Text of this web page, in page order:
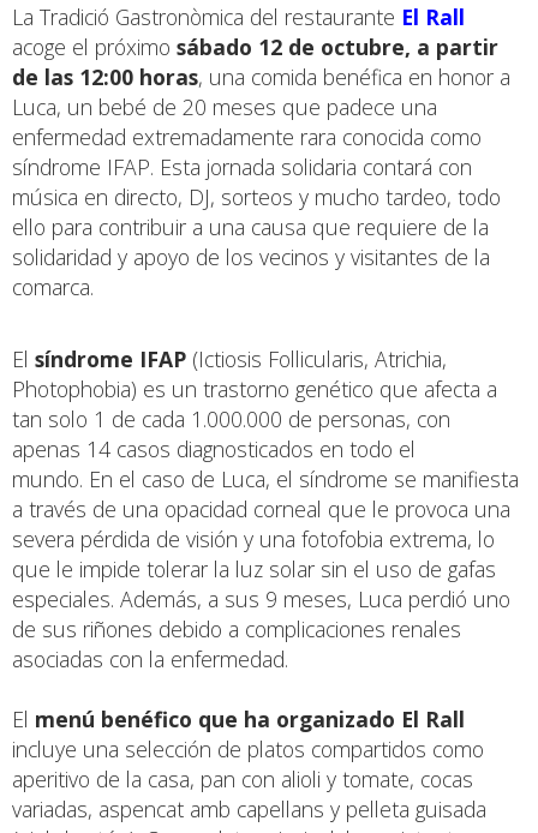
La Tradició Gastronòmica del restaurante El Rall
acoge el próximo sábado 12 de octubre, a partir
de las 12:00 horas, una comida benéfica en honor a
Luca, un bebé de 20 meses que padece una
enfermedad extremadamente rara conocida como
síndrome IFAP. Esta jornada solidaria contará con
música en directo, DJ, sorteos y mucho tardeo, todo
ello para contribuir a una causa que requiere de la
solidaridad y apoyo de los vecinos y visitantes de la
comarca.
El síndrome IFAP (Ictiosis Follicularis, Atrichia,
Photophobia) es un trastorno genético que afecta a
tan solo 1 de cada 1.000.000 de personas, con
apenas 14 casos diagnosticados en todo el
mundo. En el caso de Luca, el síndrome se manifiesta
a través de una opacidad corneal que le provoca una
severa pérdida de visión y una fotofobia extrema, lo
que le impide tolerar la luz solar sin el uso de gafas
especiales. Además, a sus 9 meses, Luca perdió uno
de sus riñones debido a complicaciones renales
asociadas con la enfermedad.
El menú benéfico que ha organizado El Rall
incluye una selección de platos compartidos como
aperitivo de la casa, pan con alioli y tomate, cocas
variadas, aspencat amb capellans y pelleta guisada